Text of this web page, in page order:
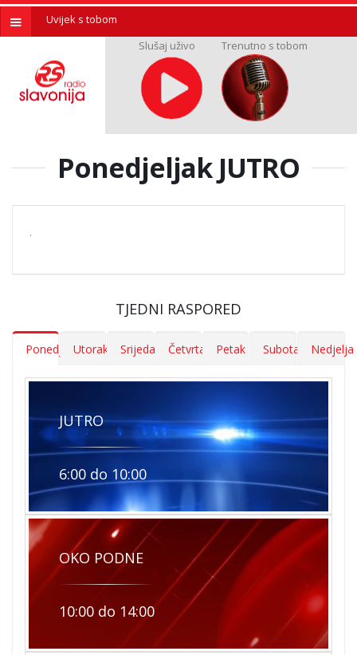
Uvijek s tobom
Slušaj uživo
Trenutno s tobom
Ponedjeljak JUTRO
.
TJEDNI RASPORED
PonedjeljakUtorak Srijeda Četvrtak Petak Subota Nedjelja
JUTRO
6:00 do 10:00
OKO PODNE
10:00 do 14:00